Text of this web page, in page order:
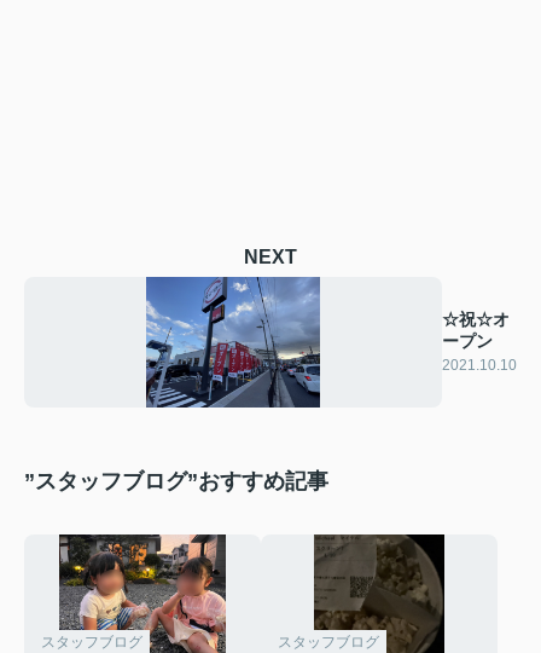
NEXT
☆祝☆オ
ープン
2021.10.10
”スタッフブログ”おすすめ記事
スタッフブログ スタッフブログ